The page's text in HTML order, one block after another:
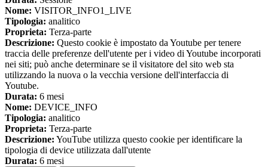
Nome: VISITOR_INFO1_LIVE
Tipologia: analitico
Proprieta: Terza-parte
Descrizione: Questo cookie è impostato da Youtube per tenere
traccia delle preferenze dell'utente per i video di Youtube incorporati
nei siti; può anche determinare se il visitatore del sito web sta
utilizzando la nuova o la vecchia versione dell'interfaccia di
Youtube.
Durata: 6 mesi
Nome: DEVICE_INFO
Tipologia: analitico
Proprieta: Terza-parte
Descrizione: YouTube utilizza questo cookie per identificare la
tipologia di device utilizzata dall'utente
Durata: 6 mesi